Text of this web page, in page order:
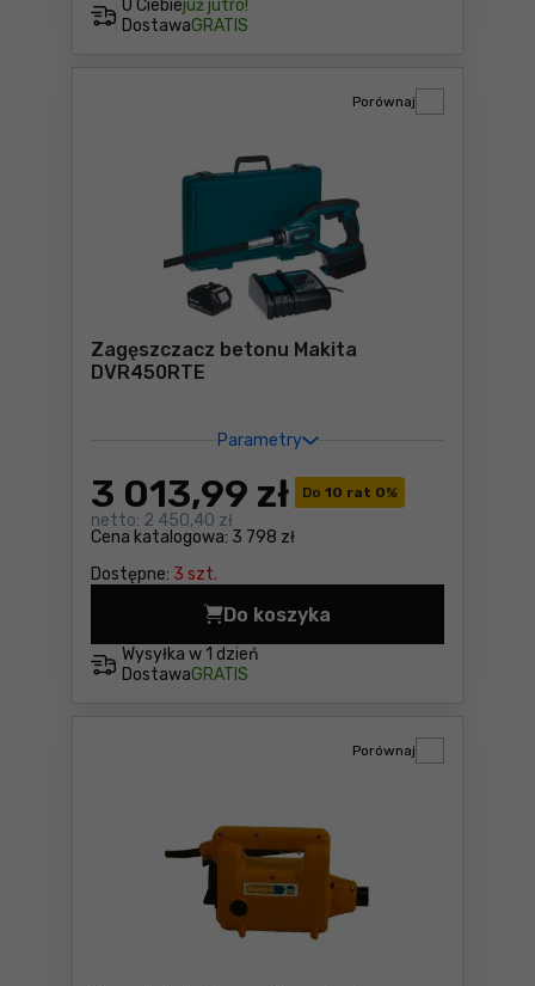
U Ciebiejuż jutro!
DostawaGRATIS
Zagęszczacz betonu Makita
DVR450RTE
Parametry
Do 10 rat 0%
Cena katalogowa: 3 798 zł
3 013,99 zł
netto: 2 450,40 zł
Dostępne: 3 szt.
Porównaj
Wysyłka w 1 dzień
DostawaGRATIS
Do koszyka
Zagęszczacz betonu Makita
Porównaj